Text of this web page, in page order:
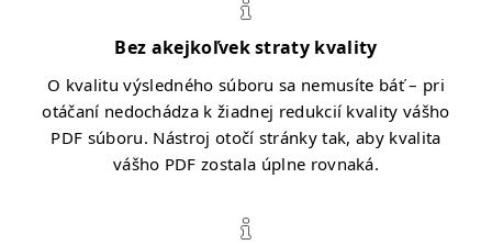
Bez akejkoľvek straty kvality
O kvalitu výsledného súboru sa nemusíte báť – pri
otáčaní nedochádza k žiadnej redukcií kvality vášho
PDF súboru. Nástroj otočí stránky tak, aby kvalita
vášho PDF zostala úplne rovnaká.